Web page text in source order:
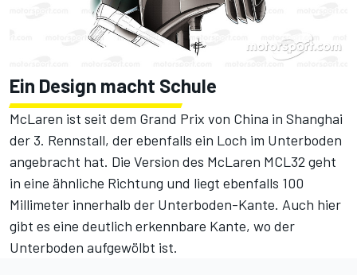
Ein Design macht Schule
McLaren ist seit dem Grand Prix von China in Shanghai
der 3. Rennstall, der ebenfalls ein Loch im Unterboden
angebracht hat. Die Version des McLaren MCL32 geht
in eine ähnliche Richtung und liegt ebenfalls 100
Millimeter innerhalb der Unterboden-Kante. Auch hier
gibt es eine deutlich erkennbare Kante, wo der
Unterboden aufgewölbt ist.